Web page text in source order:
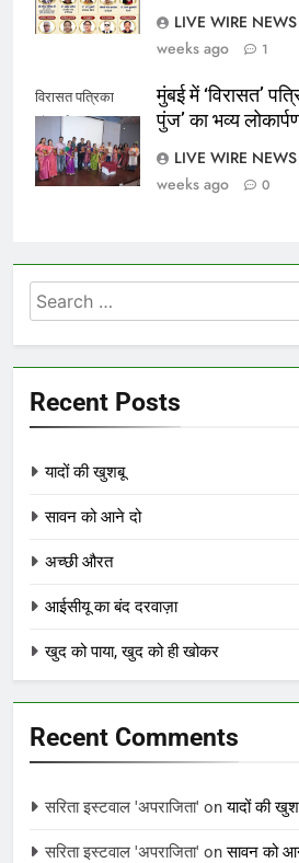
LIVE WIRE
weeks ago
1
विरासत पत्रिका
लोकार्पण
मुंबई में ‘विरासत’
पुंज’ का भव्य
LIVE WIRE
weeks ago
0
Search
for:
Recent Posts
यादों की खुशबू
सावन को आने दो
अच्छी औरत
आईसीयू का बंद दरवाज़ा
खुद को पाया, खुद को ही खोकर
Recent Comments
सरिता इस्टवाल 'अपराजिता' onयादों की
सरिता इस्टवाल 'अपराजिता' onसावन को